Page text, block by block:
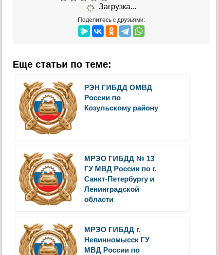
Загрузка...
Поделитесь с друзьями:
Еще статьи по теме:
РЭН ГИБДД ОМВД
России по
Козульскому району
МРЭО ГИБДД № 13
ГУ МВД России по г.
Санкт-Петербургу и
Ленинградской
области
МРЭО ГИБДД г.
Невинномысск ГУ
МВД России по